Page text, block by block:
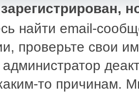
найти email-
проверьте свои
то причинам.